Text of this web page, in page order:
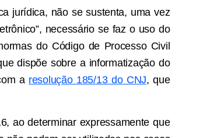
jurídica, não se sustenta, uma vez
necessário se faz o uso do
do Código de Processo Civil
dispõe sobre a informatização do
a resolução 185/13 do CNJ, que
ao determinar expressamente que